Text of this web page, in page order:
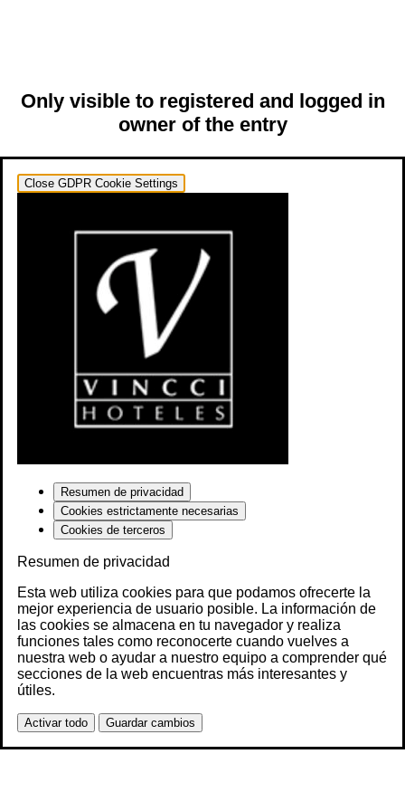
Only visible to registered and logged in
owner of the entry
Close GDPR Cookie Settings
Resumen de privacidad
Cookies estrictamente necesarias
Cookies de terceros
Resumen de privacidad
Esta web utiliza cookies para que podamos ofrecerte la
mejor experiencia de usuario posible. La información de
las cookies se almacena en tu navegador y realiza
funciones tales como reconocerte cuando vuelves a
nuestra web o ayudar a nuestro equipo a comprender qué
secciones de la web encuentras más interesantes y
útiles.
Activar todo Guardar cambios